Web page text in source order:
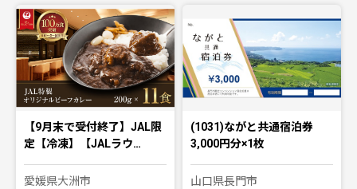
【9月末で受付終了】JAL限
定【冷凍】【JALラウ…
愛媛県大洲市
(1031)ながと共通宿泊券
3,000円分×1枚
山口県長門市